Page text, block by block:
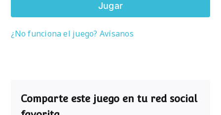
Jugar
¿No funciona el juego? Avísanos
Comparte este juego en tu red social